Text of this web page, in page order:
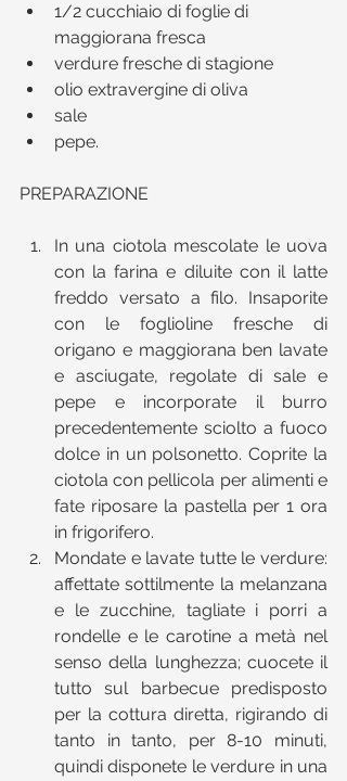
1/2 cucchiaio di foglie di
maggiorana fresca
verdure fresche di stagione
olio extravergine di oliva
sale
pepe.
PREPARAZIONE
In una ciotola mescolate le uova
con la farina e diluite con il latte
freddo versato a filo. Insaporite
con le foglioline fresche di
origano e maggiorana ben lavate
e asciugate, regolate di sale e
pepe e incorporate il burro
precedentemente sciolto a fuoco
dolce in un polsonetto. Coprite la
ciotola con pellicola per alimenti e
fate riposare la pastella per 1 ora
in frigorifero.
Mondate e lavate tutte le verdure:
affettate sottilmente la melanzana
e le zucchine, tagliate i porri a
rondelle e le carotine a metà nel
senso della lunghezza; cuocete il
tutto sul barbecue predisposto
per la cottura diretta, rigirando di
tanto in tanto, per 8-10 minuti,
quindi disponete le verdure in una